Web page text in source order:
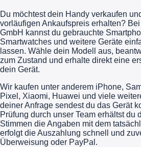
Du möchtest dein Handy verkaufen
vorläufigen Ankaufspreis erhalten?
GmbH kannst du gebrauchte
Smartwatches und weitere Geräte
lassen. Wähle dein Modell aus,
zum Zustand und erhalte direkt eine
dein Gerät.
Wir kaufen unter anderem iPhone,
Pixel, Xiaomi, Huawei und viele
deiner Anfrage sendest du das Gerät
Prüfung durch unser Team erhältst du
Stimmen die Angaben mit dem
erfolgt die Auszahlung schnell und
Überweisung oder PayPal.